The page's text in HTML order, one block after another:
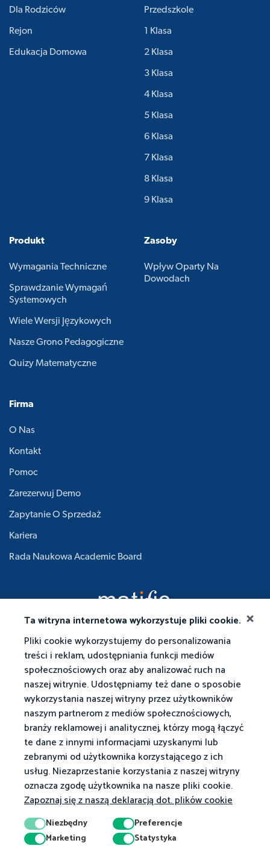
Ta witryna internetowa wykorzystuje pliki cookie.
Pliki cookie wykorzystujemy do personalizowania
treści i reklam, udostępniania funkcji mediów
społecznościowych oraz aby analizować ruch na
naszej witrynie. Udostępniamy też dane o sposobie
wykorzystania naszej witryny przez użytkowników
naszym partnerom z mediów społecznościowych,
branży reklamowej i analitycznej, którzy mogą łączyć
te dane z innymi informacjami uzyskanymi lub
zebranymi od użytkownika korzystającego z ich
usług. Niezaprzestanie korzystania z naszej witryny
oznacza zgodę użytkownika na nasze pliki cookie.
Zapoznaj się z naszą deklaracją dot. plików cookie
Niezbędny
Preferencje
Marketing
Statystyka
Dla Rodziców
Rejon
Edukacja Domowa
Przedszkole
1 Klasa
2 Klasa
3 Klasa
4 Klasa
5 Klasa
6 Klasa
7 Klasa
8 Klasa
9 Klasa
Produkt
Wymagania Techniczne
Sprawdzanie Wymagań
Systemowych
Wiele Wersji Językowych
Nasze Grono Pedagogiczne
Quizy Matematyczne
Zasoby
Wpływ Oparty Na
Dowodach
Firma
O Nas
Kontakt
Pomoc
Zarezerwuj Demo
Zapytanie O Sprzedaż
Kariera
Rada Naukowa Academic Board